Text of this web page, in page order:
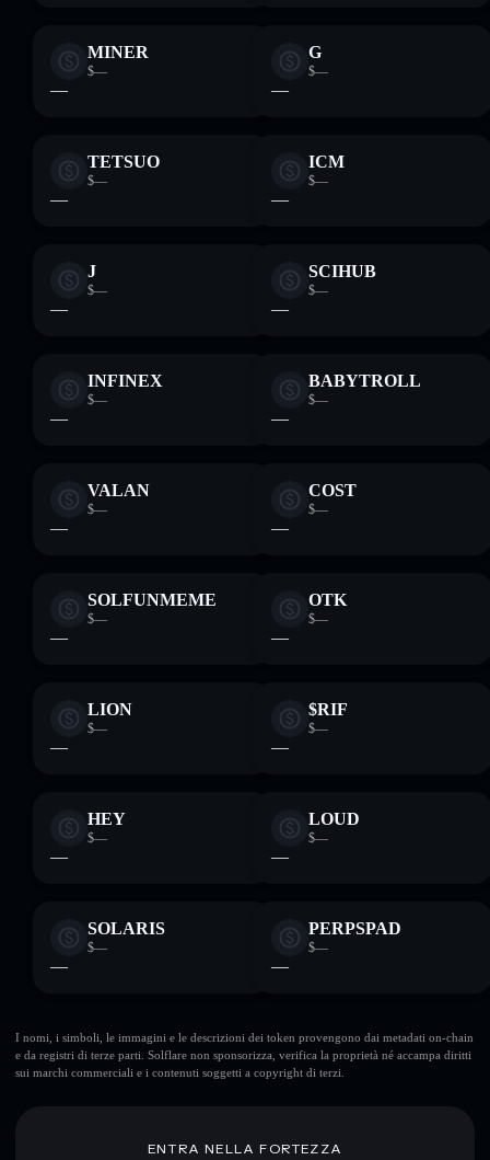
MINER
$—
—
G
$—
—
TETSUO
$—
—
ICM
$—
—
J
$—
—
SCIHUB
$—
—
INFINEX
$—
—
BABYTROLL
$—
—
VALAN
$—
—
COST
$—
—
SOLFUNMEME
$—
—
OTK
$—
—
LION
$—
—
$RIF
$—
—
HEY
$—
—
LOUD
$—
—
SOLARIS
$—
—
PERPSPAD
$—
—
I nomi, i simboli, le immagini e le descrizioni dei token provengono dai metadati on-chain
e da registri di terze parti. Solflare non sponsorizza, verifica la proprietà né accampa diritti
sui marchi commerciali e i contenuti soggetti a copyright di terzi.
ENTRA NELLA FORTEZZA